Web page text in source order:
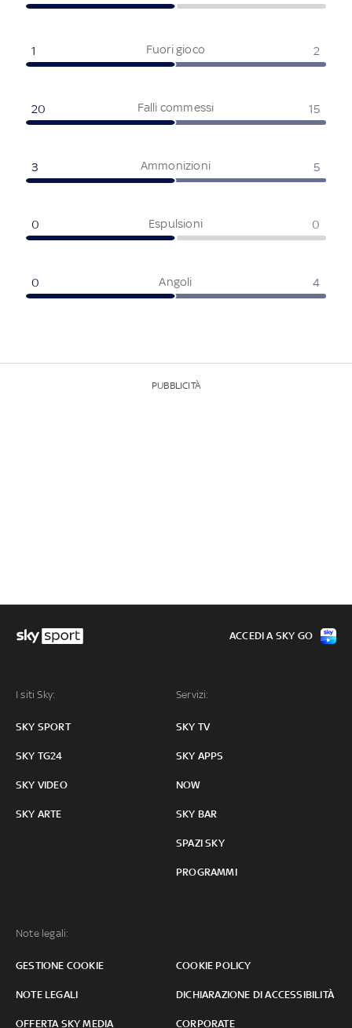
Fuori gioco
1 2
Falli commessi
20 15
Ammonizioni
3 5
Espulsioni
0 0
Angoli
0 4
PUBBLICITÀ
I siti Sky:
SKY SPORT
SKY TG24
SKY VIDEO
SKY ARTE
Servizi:
SKY TV
SKY APPS
NOW
SKY BAR
SPAZI SKY
PROGRAMMI
Note legali:
GESTIONE COOKIE COOKIE POLICY
NOTE LEGALI DICHIARAZIONE DI ACCESSIBILITÀ
OFFERTA SKY MEDIA CORPORATE
ACCEDI A SKY GO